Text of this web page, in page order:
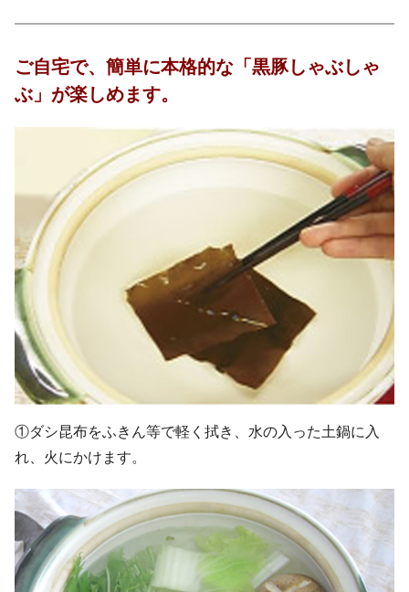
ご自宅で、簡単に本格的な「黒豚しゃぶしゃ
ぶ」が楽しめます。
①ダシ昆布をふきん等で軽く拭き、水の入った土鍋に入
れ、火にかけます。